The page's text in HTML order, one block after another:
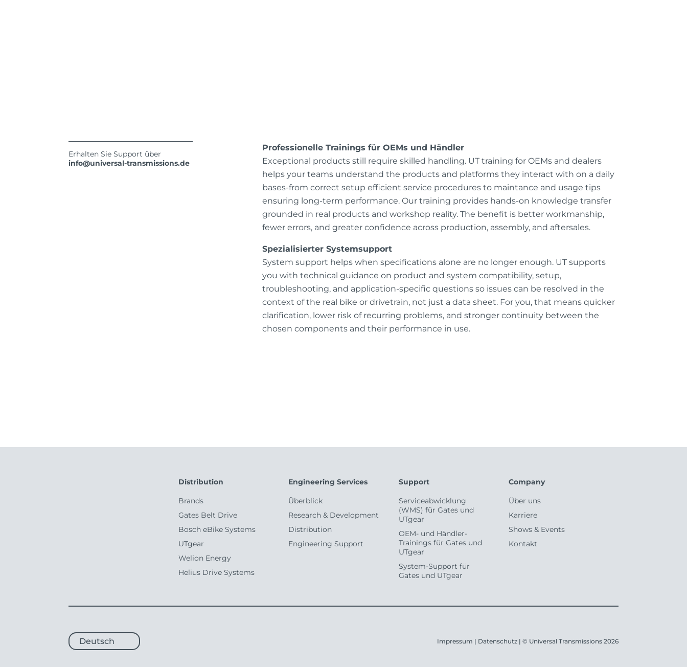
Erhalten Sie Support über
info@universal-transmissions.de
Professionelle Trainings für OEMs und Händler
Exceptional products still require skilled handling. UT training for OEMs and dealers
helps your teams understand the products and platforms they interact with on a daily
bases-from correct setup efficient service procedures to maintance and usage tips
ensuring long-term performance. Our training provides hands-on knowledge transfer
grounded in real products and workshop reality. The benefit is better workmanship,
fewer errors, and greater confidence across production, assembly, and aftersales.
Spezialisierter Systemsupport
System support helps when specifications alone are no longer enough. UT supports
you with technical guidance on product and system compatibility, setup,
troubleshooting, and application-specific questions so issues can be resolved in the
context of the real bike or drivetrain, not just a data sheet. For you, that means quicker
clarification, lower risk of recurring problems, and stronger continuity between the
chosen components and their performance in use.
Distribution
Brands
Gates Belt Drive
Bosch eBike Systems
UTgear
Welion Energy
Helius Drive Systems
Engineering Services
Überblick
Research & Development
Distribution
Engineering Support
Support
Serviceabwicklung
(WMS) für Gates und
UTgear
OEM- und Händler-
Trainings für Gates und
UTgear
System-Support für
Gates und UTgear
Company
Über uns
Karriere
Shows & Events
Kontakt
Impressum | Datenschutz| © Universal Transmissions 2026